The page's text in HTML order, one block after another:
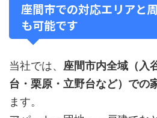
座間市での対応エリアと
も可能です
当社では、 座間市内全域（入
台・栗原・立野台など）での
ます。